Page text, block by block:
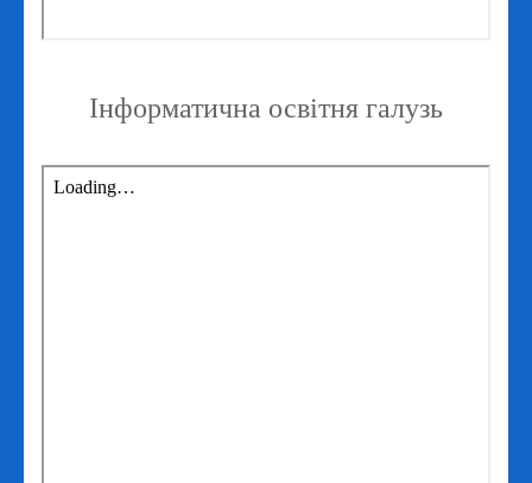
Інформатична освітня галузь